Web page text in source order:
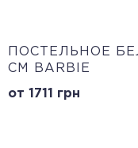
ПОСТЕЛЬНОЕ
СМ BARBIE
от 1711 грн